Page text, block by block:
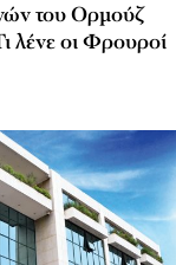
του Ορμούζ
λένε οι Φρουροί